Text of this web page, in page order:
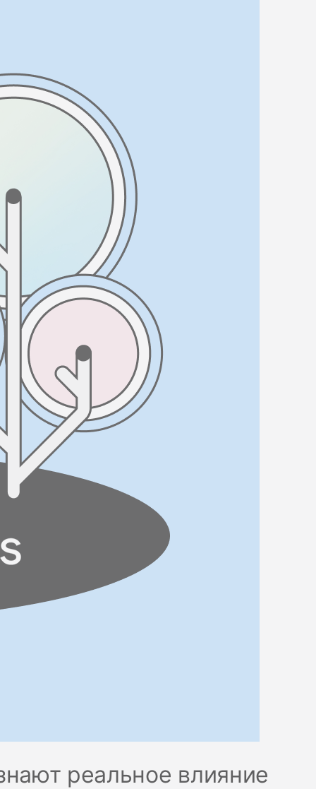
реальное влияние